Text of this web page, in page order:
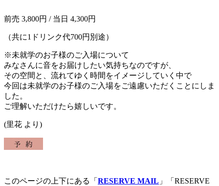
前売 3,800円 / 当日 4,300円
（共に1ドリンク代700円別途）
※未就学のお子様のご入場について
みなさんに音をお届けしたい気持ちなのですが、
その空間と、流れてゆく時間をイメージしていく中で
今回は未就学のお子様のご入場をご遠慮いただくことにしま
した。
ご理解いただけたら嬉しいです。
(里花 より)
このページの上下にある「 RESERVE MAIL 」「RESERVE